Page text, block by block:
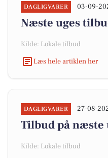
DAGLIGVARER 03-09-
Næste uges
Kilde: Lokale tilbud
Læs hele artiklen her
DAGLIGVARER 27-08-
Tilbud på næste
Kilde: Lokale tilbud